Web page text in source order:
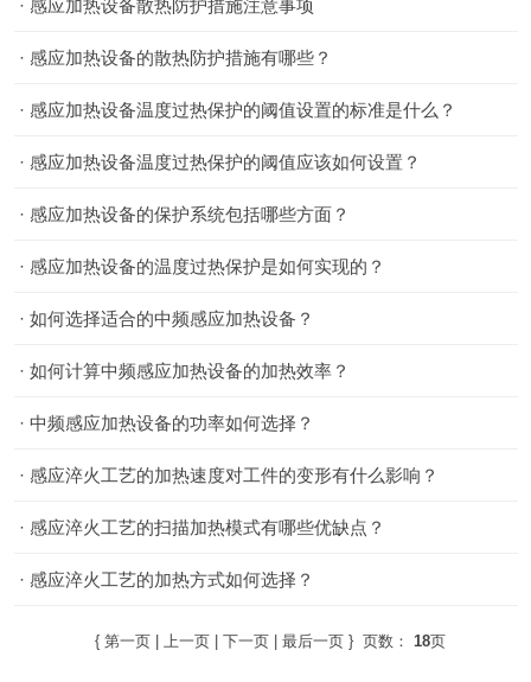
· 感应加热设备散热防护措施注意事项
· 感应加热设备的散热防护措施有哪些？
· 感应加热设备温度过热保护的阈值设置的标准是什么？
· 感应加热设备温度过热保护的阈值应该如何设置？
· 感应加热设备的保护系统包括哪些方面？
· 感应加热设备的温度过热保护是如何实现的？
· 如何选择适合的中频感应加热设备？
· 如何计算中频感应加热设备的加热效率？
· 中频感应加热设备的功率如何选择？
· 感应淬火工艺的加热速度对工件的变形有什么影响？
· 感应淬火工艺的扫描加热模式有哪些优缺点？
· 感应淬火工艺的加热方式如何选择？
{ 第一页 | 上一页 | 下一页 最后一页 } 页数： 18页